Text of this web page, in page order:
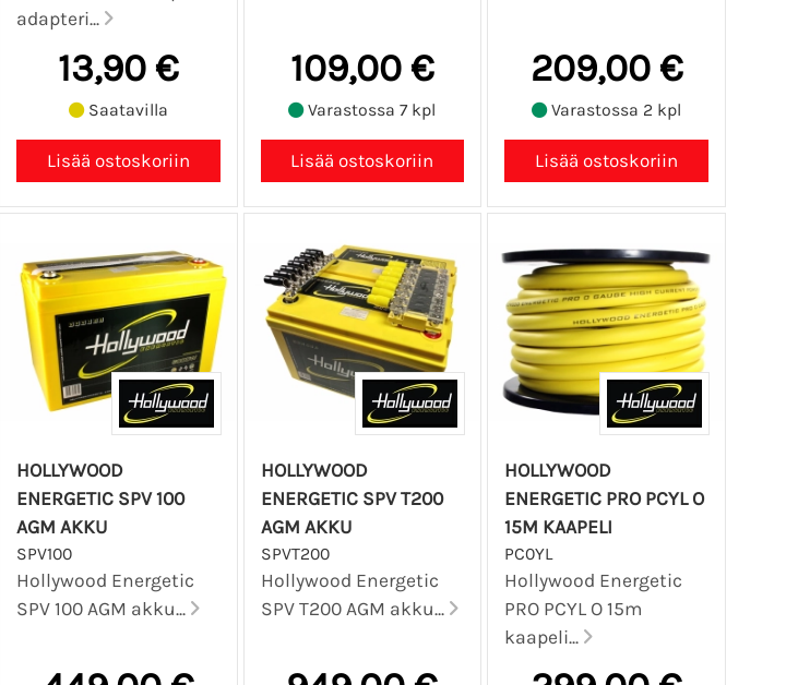
adapteri...
13,90 €
Saatavilla
109,00 €
Varastossa 7 kpl
209,00 €
Varastossa 2 kpl
HOLLYWOOD
ENERGETIC SPV 100
AGM AKKU
SPV100
Hollywood Energetic
SPV 100 AGM akku...
HOLLYWOOD
ENERGETIC SPV T200
AGM AKKU
SPVT200
Hollywood Energetic
SPV T200 AGM akku...
HOLLYWOOD
ENERGETIC PRO PCYL O
15M KAAPELI
PC0YL
Hollywood Energetic
PRO PCYL O 15m
kaapeli...